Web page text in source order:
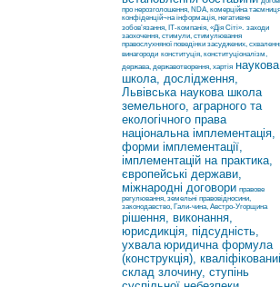
про нерозголошення, NDA, комерційна таємниця,
конфіденцій¬на інформація, негативне
зобов’язання, ІТ-компанія, «Дія Сіті». заходи
заохочення, стимули, стимулювання
правослухняної поведінки засуджених,
винагороди конституція, конституціоналізм,
держава, державотворення, хартія наукова
школа, дослідження,
Львівська наукова школа
земельного, аграрного та
екологічного права
національна імплементація,
форми імплементації,
імплементацій на практика,
європейські держави,
міжнародні договори правове
регулювання, земельні правовідносини,
законодавство, Гали-чина, Австро-Угорщина
рішення, виконання,
юрисдикція, підсудність,
ухвала юридична формула
(конструкція),
склад злочину, ступінь